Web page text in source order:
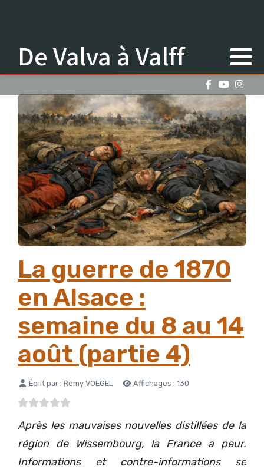
De Valva à Valff
La guerre de 1870
en Alsace :
semaine du 8 au 14
août (partie 4)
Détails
Écrit par : Rémy VOEGEL Affichages : 130
Après les mauvaises nouvelles distillées de la
région de Wissembourg, la France a peur.
Informations et contre-informations se